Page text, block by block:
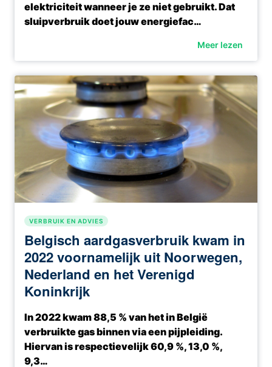
elektriciteit wanneer je ze niet gebruikt. Dat
sluipverbruik doet jouw energiefac…
Meer lezen
VERBRUIK EN ADVIES
Belgisch aardgasverbruik kwam in
2022 voornamelijk uit Noorwegen,
Nederland en het Verenigd
Koninkrijk
In 2022 kwam 88,5 % van het in België
verbruikte gas binnen via een pijpleiding.
Hiervan is respectievelijk 60,9 %, 13,0 %,
9,3…